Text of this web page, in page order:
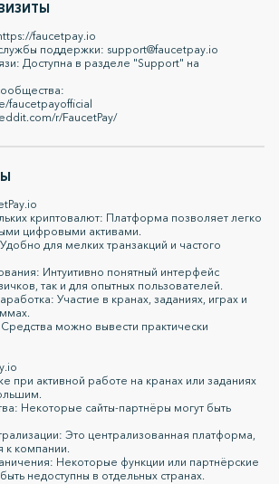
faucetpay.io
поддержки: support@faucetpay.io
Доступна в разделе "Support" на
faucetpayofficial
r/FaucetPay/
криптовалют: Платформа позволяет легко
цифровыми активами.
для мелких транзакций и частого
Интуитивно понятный интерфейс
так и для опытных пользователей.
Участие в кранах, заданиях, играх и
можно вывести практически
при активной работе на кранах или заданиях
Некоторые сайты-партнёры могут быть
Это централизованная платформа,
к компании.
Некоторые функции или партнёрские
недоступны в отдельных странах.